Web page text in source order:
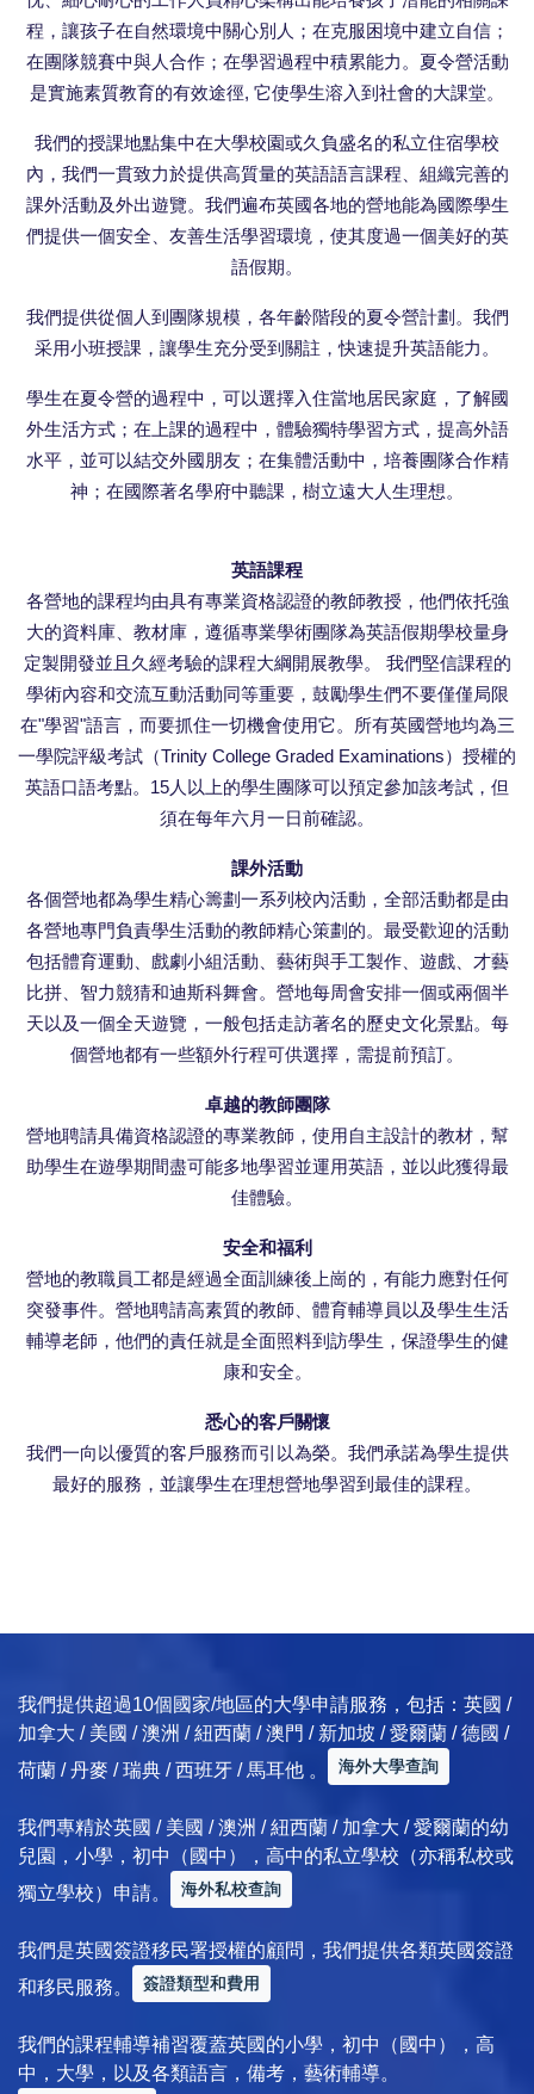
程，讓孩子在自然環境中關心別人；在克服困境中建立自信；
在團隊競賽中與人合作；在學習過程中積累能力。夏令營活動
是實施素質教育的有效途徑, 它使學生溶入到社會的大課堂。
我們的授課地點集中在大學校園或久負盛名的私立住宿學校
內，我們一貫致力於提供高質量的英語語言課程、組織完善的
課外活動及外出遊覽。我們遍布英國各地的營地能為國際學生
們提供一個安全、友善生活學習環境，使其度過一個美好的英
語假期。
我們提供從個人到團隊規模，各年齡階段的夏令營計劃。我們
采用小班授課，讓學生充分受到關註，快速提升英語能力。
學生在夏令營的過程中，可以選擇入住當地居民家庭，了解國
外生活方式；在上課的過程中，體驗獨特學習方式，提高外語
水平，並可以結交外國朋友；在集體活動中，培養團隊合作精
神；在國際著名學府中聽課，樹立遠大人生理想。
英語課程
各營地的課程均由具有專業資格認證的教師教授，他們依托強
大的資料庫、教材庫，遵循專業學術團隊為英語假期學校量身
定製開發並且久經考驗的課程大綱開展教學。 我們堅信課程的
學術內容和交流互動活動同等重要，鼓勵學生們不要僅僅局限
在"學習"語言，而要抓住一切機會使用它。所有英國營地均為三
一學院評級考試（Trinity College Graded Examinations）授權的
英語口語考點。15人以上的學生團隊可以預定參加該考試，但
須在每年六月一日前確認。
課外活動
各個營地都為學生精心籌劃一系列校內活動，全部活動都是由
各營地專門負責學生活動的教師精心策劃的。最受歡迎的活動
包括體育運動、戲劇小組活動、藝術與手工製作、遊戲、才藝
比拼、智力競猜和迪斯科舞會。營地每周會安排一個或兩個半
天以及一個全天遊覽，一般包括走訪著名的歷史文化景點。每
個營地都有一些額外行程可供選擇，需提前預訂。
卓越的教師團隊
營地聘請具備資格認證的專業教師，使用自主設計的教材，幫
助學生在遊學期間盡可能多地學習並運用英語，並以此獲得最
佳體驗。
安全和福利
營地的教職員工都是經過全面訓練後上崗的，有能力應對任何
突發事件。營地聘請高素質的教師、體育輔導員以及學生生活
輔導老師，他們的責任就是全面照料到訪學生，保證學生的健
康和安全。
悉心的客戶關懷
我們一向以優質的客戶服務而引以為榮。我們承諾為學生提供
最好的服務，並讓學生在理想營地學習到最佳的課程。
我們提供超過10個國家/地區的大學申請服務，包括：英國 /
加拿大 / 美國 / 澳洲 / 紐西蘭 / 澳門 / 新加坡 / 愛爾蘭 / 德國 /
荷蘭 / 丹麥 / 瑞典 / 西班牙 / 馬耳他 。
海外大學查詢
我們專精於英國 / 美國 / 澳洲 / 紐西蘭 / 加拿大 / 愛爾蘭的幼
兒園，小學，初中（國中），高中的私立學校（亦稱私校或
獨立學校）申請。
海外私校查詢
我們是英國簽證移民署授權的顧問，我們提供各類英國簽證
和移民服務。
簽證類型和費用
我們的課程輔導補習覆蓋英國的小學，初中（國中），高
中，大學，以及各類語言，備考，藝術輔導。